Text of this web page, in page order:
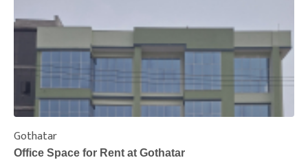
Gothatar
Office Space for Rent at Gothatar